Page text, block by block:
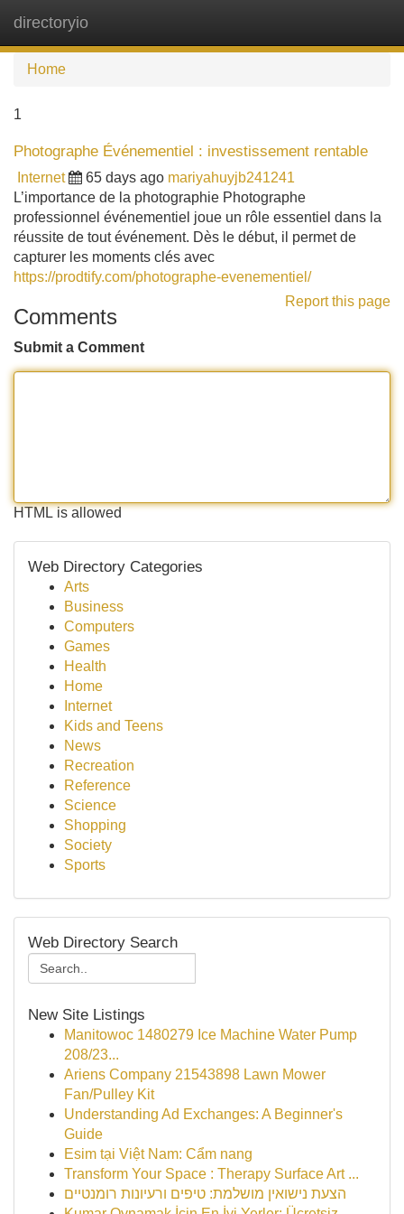
directoryio
Home
1
Photographe Événementiel : investissement rentable
Internet 65 days ago mariyahuyjb241241
L’importance de la photographie Photographe
professionnel événementiel joue un rôle essentiel dans la
réussite de tout événement. Dès le début, il permet de
capturer les moments clés avec
https://prodtify.com/photographe-evenementiel/
Report this page
Comments
Submit a Comment
HTML is allowed
Web Directory Categories
Arts
Business
Computers
Games
Health
Home
Internet
Kids and Teens
News
Recreation
Reference
Science
Shopping
Society
Sports
Web Directory Search
New Site Listings
Manitowoc 1480279 Ice Machine Water Pump
208/23...
Ariens Company 21543898 Lawn Mower
Fan/Pulley Kit
Understanding Ad Exchanges: A Beginner's
Guide
Esim tại Việt Nam: Cẩm nang
Transform Your Space : Therapy Surface Art ...
הצעת נישואין מושלמת: טיפים ורעיונות רומנטיים